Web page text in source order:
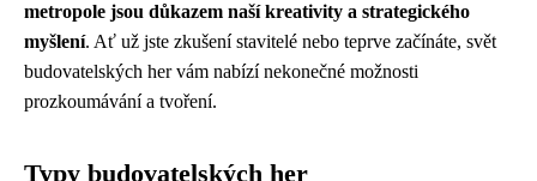
metropole jsou důkazem naší kreativity a strategického
myšlení. Ať už jste zkušení stavitelé nebo teprve začínáte, svět
budovatelských her vám nabízí nekonečné možnosti
prozkoumávání a tvoření.
Typy budovatelských her